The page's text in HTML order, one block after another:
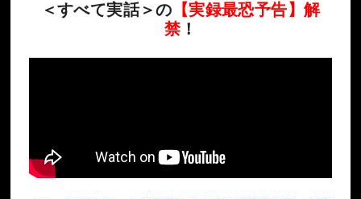
＜すべて実話＞の 【実録最恐予告】解
禁！